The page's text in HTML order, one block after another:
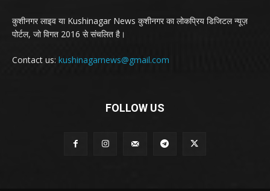
कुशीनगर लाइव या Kushinagar News कुशीनगर का लोकप्रिय डिजिटल न्यूज़
पोर्टल, जो विगत 2016 से संचलित है।
Contact us: kushinagarnews@gmail.com
FOLLOW US